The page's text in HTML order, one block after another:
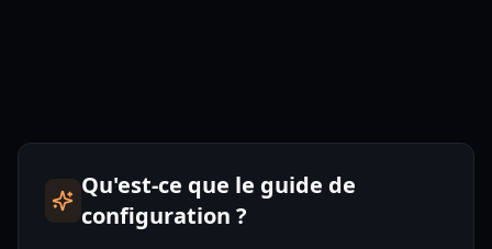
Qu'est-ce que le guide de
configuration ?